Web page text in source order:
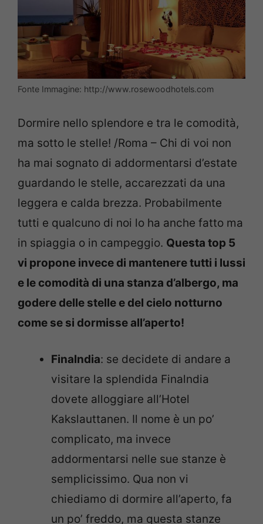
Fonte Immagine: http://www.rosewoodhotels.com
Dormire nello splendore e tra le comodità,
ma sotto le stelle! /Roma – Chi di voi non
ha mai sognato di addormentarsi d’estate
guardando le stelle, accarezzati da una
leggera e calda brezza. Probabilmente
tutti e qualcuno di noi lo ha anche fatto ma
in spiaggia o in campeggio. Questa top 5
vi propone invece di mantenere tutti i lussi
e le comodità di una stanza d’albergo, ma
godere delle stelle e del cielo notturno
come se si dormisse all’aperto!
Finalndia: se decidete di andare a
visitare la splendida Finalndia
dovete alloggiare all’Hotel
Kakslauttanen. Il nome è un po’
complicato, ma invece
addormentarsi nelle sue stanze è
semplicissimo. Qua non vi
chiediamo di dormire all’aperto, fa
un po’ freddo, ma questa stanze